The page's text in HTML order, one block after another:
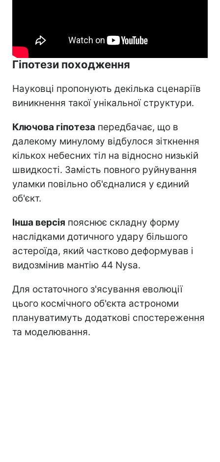
Гіпотези походження
Науковці пропонують декілька сценаріїв
виникнення такої унікальної структури.
Ключова гіпотеза передбачає, що в
далекому минулому відбулося зіткнення
кількох небесних тіл на відносно низькій
швидкості. Замість повного руйнування
уламки повільно об'єдналися у єдиний
об'єкт.
Інша версія пояснює складну форму
наслідками дотичного удару більшого
астероїда, який частково деформував і
видозмінив мантію 44 Nysa.
Для остаточного з'ясування еволюції
цього космічного об'єкта астрономи
плануватимуть додаткові спостереження
та моделювання.